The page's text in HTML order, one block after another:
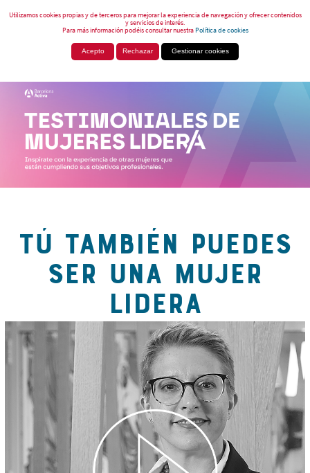
Utilizamos cookies propias y de terceros para mejorar la experiencia de navegación y ofrecer contenidos
y servicios de interés.
Para más información podéis consultar nuestraPolítica de cookies
Acepto Rechazar Gestionar cookies
TÚ TAMBIÉN PUEDES
SER UNA MUJER
LIDERA